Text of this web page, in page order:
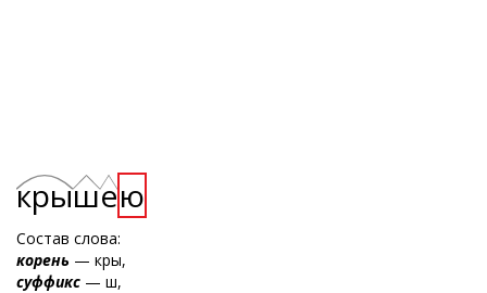
крышею
Состав слова:
корень — кры,
суффикс — ш,